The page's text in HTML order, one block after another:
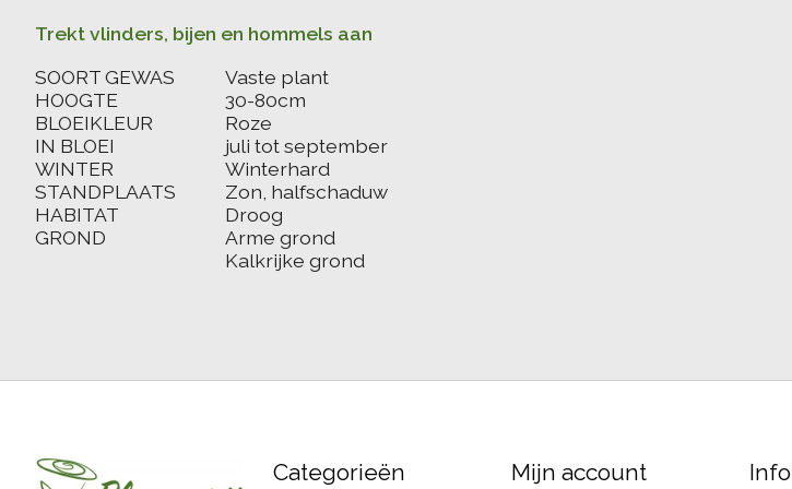
Trekt vlinders, bijen en hommels aan
SOORT GEWAS
Vaste plant
HOOGTE
30-80cm
BLOEIKLEUR
Roze
IN BLOEI
juli tot september
WINTER
Winterhard
STANDPLAATS
Zon, halfschaduw
HABITAT
Droog
GROND
Arme grond
Kalkrijke grond
Categorieën Mijn account